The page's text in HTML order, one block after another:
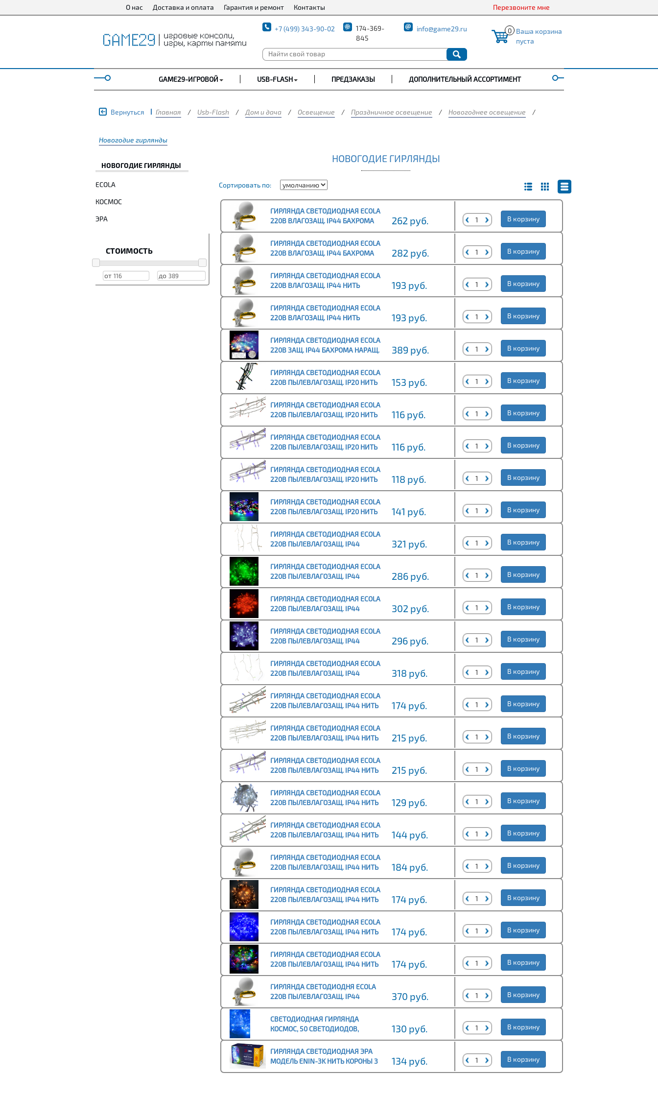
О нас Доставка и оплата Гарантия и ремонт Контакты Перезвоните мне
+7 (499) 343-90-02
174-369-
845
info@game29.ru 0 Ваша корзина
пуста
GAME29-ИГРОВОЙ USB-FLASH ПРЕДЗАКАЗЫ ДОПОЛНИТЕЛЬНЫЙ АССОРТИМЕНТ
Вернуться Главная / Usb-Flash / Дом и дача / Освещение / Праздничное освещение / Новогоднее освещение /
Новогодие гирлянды
НОВОГОДИЕ ГИРЛЯНДЫ
ECOLA
КОСМОС
ЭРА
СТОИМОСТЬ
от до
НОВОГОДИЕ ГИРЛЯНДЫ
Сортировать по:
ГИРЛЯНДА СВЕТОДИОДНАЯ ECOLA
220В ВЛАГОЗАЩ. IP44 БАХРОМА
НАРАЩ. (ДОП СЕКЦИЯ) 3X(0.2-0.5)М
150СВЕТОДИО
262 руб. В корзину
ГИРЛЯНДА СВЕТОДИОДНАЯ ECOLA
220В ВЛАГОЗАЩ. IP44 БАХРОМА
НАРАЩ. (ДОП СЕКЦИЯ) 3X(0.2-0.5)М
150СВЕТОДИО
282 руб. В корзину
ГИРЛЯНДА СВЕТОДИОДНАЯ ECOLA
220В ВЛАГОЗАЩ. IP44 НИТЬ
НАРАЩ. (БАЗОВАЯ СЕКЦИЯ) 10М
160СВЕТОДИОД. СИНЯЯ
193 руб. В корзину
ГИРЛЯНДА СВЕТОДИОДНАЯ ECOLA
220В ВЛАГОЗАЩ. IP44 НИТЬ
НАРАЩ. (БАЗОВАЯ СЕКЦИЯ) 10М
160СВЕТОДИОД. ЦВЕТ.
193 руб. В корзину
ГИРЛЯНДА СВЕТОДИОДНАЯ ECOLA
220В ЗАЩ. IP44 БАХРОМА НАРАЩ.
(БАЗОВАЯ СЕКЦ.) 3X(0.2-0.5)М
150СВЕТОДИОД,
389 руб. В корзину
ГИРЛЯНДА СВЕТОДИОДНАЯ ECOLA
220В ПЫЛЕВЛАГОЗАЩ. IP20 НИТЬ
10М 160СВЕТОДИОД.
ЦВЕТ.МОДЕЛЬ:RGB, 8 РЕЖИМО
153 руб. В корзину
ГИРЛЯНДА СВЕТОДИОДНАЯ ECOLA
220В ПЫЛЕВЛАГОЗАЩ. IP20 НИТЬ
6М 100СВЕТОДИОД. КРАСНАЯ, 8
РЕЖИМОВ, ПРОЗР.
116 руб. В корзину
ГИРЛЯНДА СВЕТОДИОДНАЯ ECOLA
220В ПЫЛЕВЛАГОЗАЩ. IP20 НИТЬ
6М 100СВЕТОДИОД. СИНЯЯ, 8
РЕЖИМОВ, ПРОЗР.ПР
116 руб. В корзину
ГИРЛЯНДА СВЕТОДИОДНАЯ ECOLA
220В ПЫЛЕВЛАГОЗАЩ. IP20 НИТЬ
8М 120СВЕТОДИОД. СИНЯЯ, 8
РЕЖИМОВ, ПРОЗР.ПР
118 руб. В корзину
ГИРЛЯНДА СВЕТОДИОДНАЯ ECOLA
220В ПЫЛЕВЛАГОЗАЩ. IP20 НИТЬ
8М 120СВЕТОДИОД.
ЦВЕТ.МОДЕЛЬ:RGB, 8 РЕЖИМОВ
141 руб. В корзину
ГИРЛЯНДА СВЕТОДИОДНАЯ ECOLA
220В ПЫЛЕВЛАГОЗАЩ. IP44
БАХРОМА 5X0.5М 135СВЕТОДИОД.
4000K, 8 РЕЖИМОВ, П
321 руб. В корзину
ГИРЛЯНДА СВЕТОДИОДНАЯ ECOLA
220В ПЫЛЕВЛАГОЗАЩ. IP44
БАХРОМА 5X0.5М 135СВЕТОДИОД.
ЗЕЛЕНЫЙ, GREEN, 8 Р
286 руб. В корзину
ГИРЛЯНДА СВЕТОДИОДНАЯ ECOLA
220В ПЫЛЕВЛАГОЗАЩ. IP44
БАХРОМА 5X0.5М 135СВЕТОДИОД.
КРАСНЫЙ RED, 8 РЕЖИ
302 руб. В корзину
ГИРЛЯНДА СВЕТОДИОДНАЯ ECOLA
220В ПЫЛЕВЛАГОЗАЩ. IP44
БАХРОМА 5X0.5М 135СВЕТОДИОД.
СИНИЙ BLUE, 8 РЕЖИМ
296 руб. В корзину
ГИРЛЯНДА СВЕТОДИОДНАЯ ECOLA
220В ПЫЛЕВЛАГОЗАЩ. IP44
БАХРОМА 5X0.5М 135СВЕТОДИОД.
ЦВЕТ.МОДЕЛЬ:RGB, 8
318 руб. В корзину
ГИРЛЯНДА СВЕТОДИОДНАЯ ECOLA
220В ПЫЛЕВЛАГОЗАЩ. IP44 НИТЬ
10М 160СВЕТОДИОД.
ЦВЕТ.МОДЕЛЬ:RGB, 8 РЕЖИМО
174 руб. В корзину
ГИРЛЯНДА СВЕТОДИОДНАЯ ECOLA
220В ПЫЛЕВЛАГОЗАЩ. IP44 НИТЬ
15М 200LED 4000K, 8 РЕЖИМОВ,
ПРОЗР.ПРОВОД С
215 руб. В корзину
ГИРЛЯНДА СВЕТОДИОДНАЯ ECOLA
220В ПЫЛЕВЛАГОЗАЩ. IP44 НИТЬ
15М 200LED СИНЯЯ BLUE, 8
РЕЖИМОВ, ПРОЗР.ПРО
215 руб. В корзину
ГИРЛЯНДА СВЕТОДИОДНАЯ ECOLA
220В ПЫЛЕВЛАГОЗАЩ. IP44 НИТЬ
6М 100СВЕТОДИОД. 4000K, 8
РЕЖИМОВ, ПРОЗР.ПР
129 руб. В корзину
ГИРЛЯНДА СВЕТОДИОДНАЯ ECOLA
220В ПЫЛЕВЛАГОЗАЩ. IP44 НИТЬ
6М 100СВЕТОДИОД.
ЦВЕТ.МОДЕЛЬ:RGB, 8 РЕЖИМОВ
144 руб. В корзину
ГИРЛЯНДА СВЕТОДИОДНАЯ ECOLA
220В ПЫЛЕВЛАГОЗАЩ. IP44 НИТЬ
НАРАЩ. (БАЗОВАЯ СЕКЦИЯ) 10М
160СВЕТОДИОД. 4
184 руб. В корзину
ГИРЛЯНДА СВЕТОДИОДНАЯ ECOLA
220В ПЫЛЕВЛАГОЗАЩ. IP44 НИТЬ
НАРАЩ. (ДОП СЕКЦИЯ) 10М
160СВЕТОДИОД. 4000K
174 руб. В корзину
ГИРЛЯНДА СВЕТОДИОДНАЯ ECOLA
220В ПЫЛЕВЛАГОЗАЩ. IP44 НИТЬ
НАРАЩ. (ДОП СЕКЦИЯ) 10М
160СВЕТОДИОД. СИНИЙ
174 руб. В корзину
ГИРЛЯНДА СВЕТОДИОДНАЯ ECOLA
220В ПЫЛЕВЛАГОЗАЩ. IP44 НИТЬ
НАРАЩ. (ДОП СЕКЦИЯ) 10М
160СВЕТОДИОД. ЦВЕТ.
174 руб. В корзину
ГИРЛЯНДА СВЕТОДИОДНЯ ECOLA
220В ПЫЛЕВЛАГОЗАЩ. IP44
БАХРОМА НАРАЩ. (БАЗОВАЯ
СЕКЦИЯ) 3X(0.2-0.5)М 150L
370 руб. В корзину
СВЕТОДИОДНАЯ ГИРЛЯНДА
КОСМОС, 50 СВЕТОДИОДОВ,
СИНИЙ, 6,5 М., 8 РЕЖИМОВ
МИГАНИЯ
130 руб. В корзину
ГИРЛЯНДА СВЕТОДИОДНАЯ ЭРА
МОДЕЛЬ ENIN-3K НИТЬ КОРОНЫ 3
М МУЛЬТИКОЛОР 220В
134 руб. В корзину